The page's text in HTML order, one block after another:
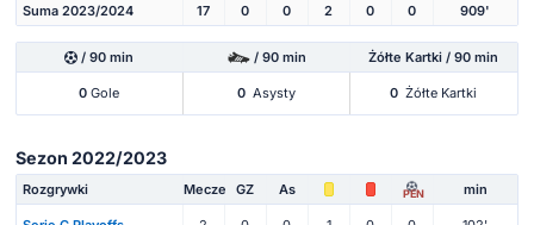
Suma 2023/2024 17 0 0 2 0 0 909'
/ 90 min / 90 min Żółte Kartki / 90 min
0 Gole 0 Asysty 0 Żółte Kartki
Sezon 2022/2023
Rozgrywki Mecze GZ As PEN min